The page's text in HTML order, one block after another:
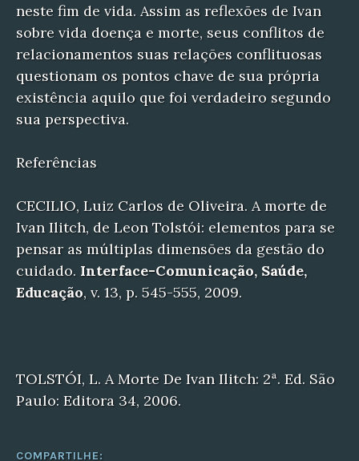
neste fim de vida. Assim as reflexões de Ivan
sobre vida doença e morte, seus conflitos de
relacionamentos suas relações conflituosas
questionam os pontos chave de sua própria
existência aquilo que foi verdadeiro segundo
sua perspectiva.
Referências
CECILIO, Luiz Carlos de Oliveira. A morte de
Ivan Ilitch, de Leon Tolstói: elementos para se
pensar as múltiplas dimensões da gestão do
cuidado. Interface-Comunicação, Saúde,
Educação, v. 13, p. 545-555, 2009.
TOLSTÓI, L. A Morte De Ivan Ilitch: 2ª. Ed. São
Paulo: Editora 34, 2006.
COMPARTILHE: